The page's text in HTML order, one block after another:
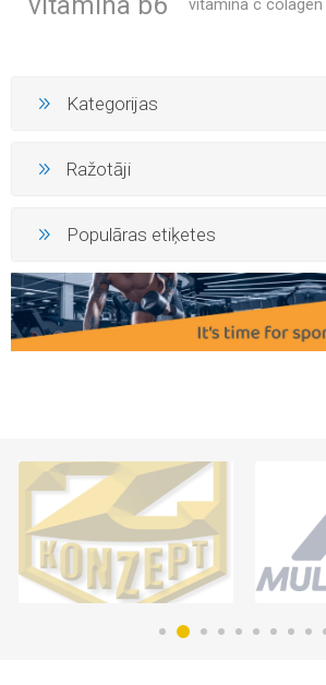
vitamina c colagen
Kategorijas
Ražotāji
Populāras etiķetes